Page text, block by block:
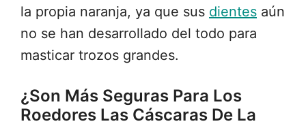
la propia naranja, ya que sus dientes aún
no se han desarrollado del todo para
masticar trozos grandes.
¿Son Más Seguras Para Los
Roedores Las Cáscaras De La